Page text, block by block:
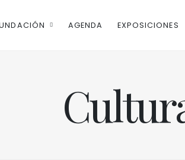
AGENDA EXPOSICIONES